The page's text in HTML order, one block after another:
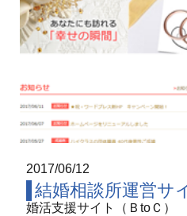
2017/06/12
結婚相談所運営サ
婚活支援サイト（ＢtoＣ）